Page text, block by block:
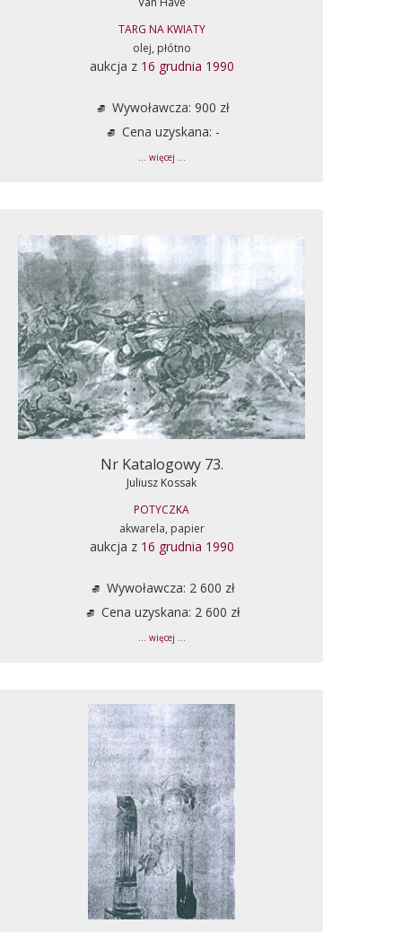
TARG NA KWIATY
olej, płótno
aukcja z 16 grudnia 1990
Wywoławcza: 900 zł
Cena uzyskana: -
... więcej ...
Nr Katalogowy 73.
Juliusz Kossak
POTYCZKA
akwarela, papier
aukcja z 16 grudnia 1990
Wywoławcza: 2 600 zł
Cena uzyskana: 2 600 zł
... więcej ...